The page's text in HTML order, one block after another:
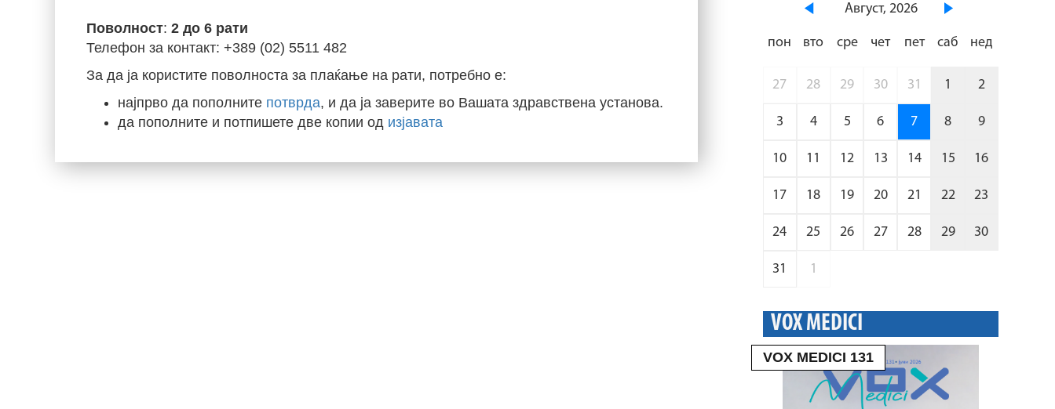
Поволност: 2 до 6 рати
Телефон за контакт: +389 (02) 5511 482
За да ја користите поволноста за плаќање на рати, потребно е:
најпрво да пополните потврда, и да ја заверите во Вашата здравствена установа.
да пополните и потпишете две копии од изјавата
Август, 2026
пон вто сре чет пет саб нед
27 28 29 30 31 1 2
3 4 5 6 7 8 9
10 11 12 13 14 15 16
17 18 19 20 21 22 23
24 25 26 27 28 29 30
31 1
VOX MEDICI
VOX MEDICI 131